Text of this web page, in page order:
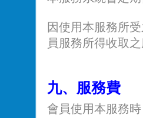
因使用本服務所
員服務所得收取
九、服務費
會員使用本服務